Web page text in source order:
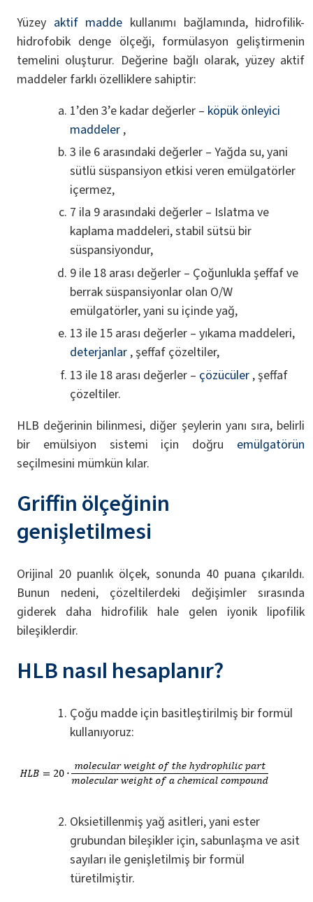
Yüzey aktif madde kullanımı bağlamında, hidrofilik-
hidrofobik denge ölçeği, formülasyon geliştirmenin
temelini oluşturur. Değerine bağlı olarak, yüzey aktif
maddeler farklı özelliklere sahiptir:
1’den 3’e kadar değerler – köpük önleyici
maddeler ,
3 ile 6 arasındaki değerler – Yağda su, yani
sütlü süspansiyon etkisi veren emülgatörler
içermez,
7 ila 9 arasındaki değerler – Islatma ve
kaplama maddeleri, stabil sütsü bir
süspansiyondur,
9 ile 18 arası değerler – Çoğunlukla şeffaf ve
berrak süspansiyonlar olan O/W
emülgatörler, yani su içinde yağ,
13 ile 15 arası değerler – yıkama maddeleri,
deterjanlar , şeffaf çözeltiler,
13 ile 18 arası değerler – çözücüler , şeffaf
çözeltiler.
HLB değerinin bilinmesi, diğer şeylerin yanı sıra, belirli
bir emülsiyon sistemi için doğru emülgatörün
seçilmesini mümkün kılar.
Griffin ölçeğinin
genişletilmesi
Orijinal 20 puanlık ölçek, sonunda 40 puana çıkarıldı.
Bunun nedeni, çözeltilerdeki değişimler sırasında
giderek daha hidrofilik hale gelen iyonik lipofilik
bileşiklerdir.
HLB nasıl hesaplanır?
Çoğu madde için basitleştirilmiş bir formül
kullanıyoruz:
Oksietillenmiş yağ asitleri, yani ester
grubundan bileşikler için, sabunlaşma ve asit
sayıları ile genişletilmiş bir formül
türetilmiştir.